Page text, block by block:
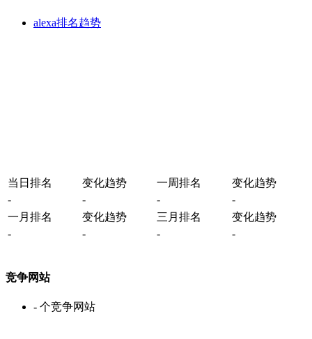
alexa排名趋势
当日排名 变化趋势 一周排名
变化趋势
-
- -
-
一月排名
变化趋势 三月排名
变化趋势
-
- - -
竞争网站
- 个竞争网站